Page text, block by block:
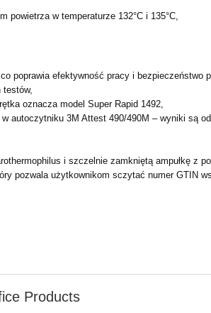
w temperaturze 132°C i 135°C,
poprawia efektywność pracy i bezpieczeństwo
oznacza model Super Rapid 1492,
autoczytniku 3M Attest 490/490M – wyniki są
i szczelnie zamkniętą ampułkę z
pozwala użytkownikom sczytać numer GTIN
Products